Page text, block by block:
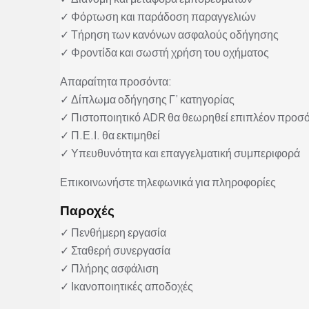
✓ Φόρτωση και παράδοση παραγγελιών
✓ Τήρηση των κανόνων ασφαλούς οδήγησης
✓ Φροντίδα και σωστή χρήση του οχήματος
Απαραίτητα προσόντα:
✓ Δίπλωμα οδήγησης Γ’ κατηγορίας
✓ Πιστοποιητικό ADR θα θεωρηθεί επιπλέον
✓ Π.Ε.Ι. θα εκτιμηθεί
✓ Υπευθυνότητα και επαγγελματική συμπεριφορά
Επικοινωνήστε τηλεφωνικά για πληροφορίες
Παροχές
✓ Πενθήμερη εργασία
✓ Σταθερή συνεργασία
✓ Πλήρης ασφάλιση
✓ Ικανοποιητικές αποδοχές